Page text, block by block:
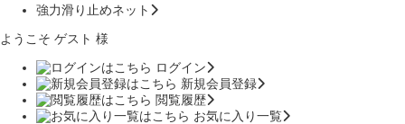
強力滑り止めネット
ようこそ ゲスト 様
ログイン
新規会員登録
閲覧履歴
お気に入り一覧